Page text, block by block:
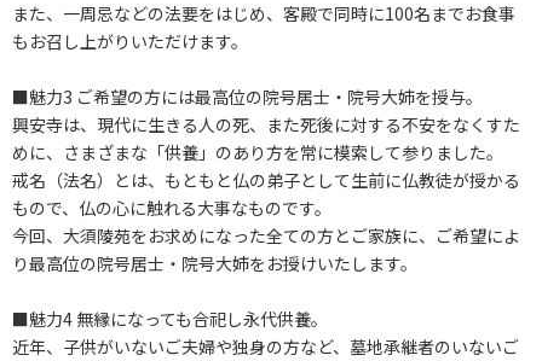
また、一周忌などの法要をはじめ、客殿で同時に100名までお食事
もお召し上がりいただけます。
■魅力3 ご希望の方には最高位の院号居士・院号大姉を授与。
興安寺は、現代に生きる人の死、また死後に対する不安をなくすた
めに、さまざまな「供養」のあり方を常に模索して参りました。
戒名（法名）とは、もともと仏の弟子として生前に仏教徒が授かる
もので、仏の心に触れる大事なものです。
今回、大須陵苑をお求めになった全ての方とご家族に、ご希望によ
り最高位の院号居士・院号大姉をお授けいたします。
■魅力4 無縁になっても合祀し永代供養。
近年、子供がいないご夫婦や独身の方など、墓地承継者のいないご